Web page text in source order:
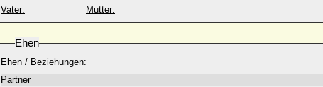
Vater: Mutter:
Ehen
Ehen / Beziehungen:
Partner